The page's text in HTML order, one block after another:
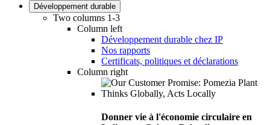
Développement durable
Two columns 1-3
Column left
Développement durable chez IP
Nos rapports
Certificats, politiques et déclarations
Column right
Donner vie à l'économie circulaire en